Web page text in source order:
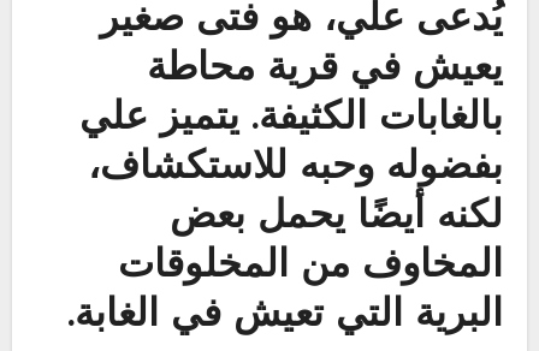
يُدعى علي، هو فتى صغير
يعيش في قرية محاطة
بالغابات الكثيفة. يتميز علي
بفضوله وحبه للاستكشاف،
لكنه أيضًا يحمل بعض
المخاوف من المخلوقات
البرية التي تعيش في الغابة.